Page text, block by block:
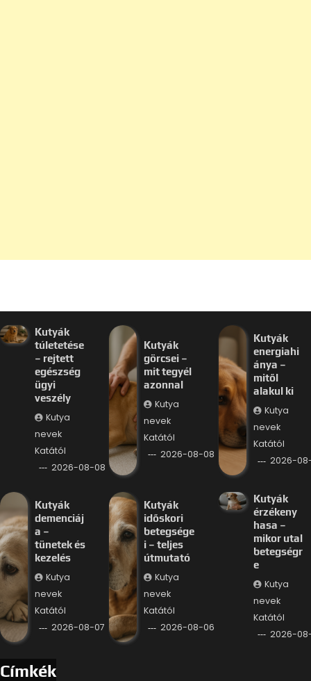
Kutyák
túletetése
– rejtett
egészség
ügyi
veszély
Kutya
nevek
Katától
2026-08-08
Kutyák
görcsei –
mit tegyél
azonnal
Kutya
nevek
Katától
2026-08-08
Kutyák
energiahi
ánya –
mitől
alakul ki
Kutya
nevek
Katától
2026-
Kutyák
demenciáj
a –
tünetek és
kezelés
Kutya
nevek
Katától
2026-08-07
Kutyák
időskori
betegsége
i – teljes
útmutató
Kutya
nevek
Katától
2026-08-06
Kutyák
érzékeny
hasa –
mikor utal
betegségr
e
Kutya
nevek
Katától
2026-
Címkék